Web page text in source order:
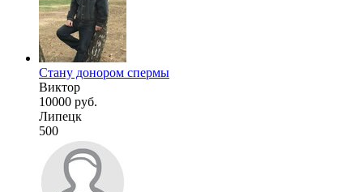
Стану донором спермы
Виктор
10000 руб.
Липецк
500